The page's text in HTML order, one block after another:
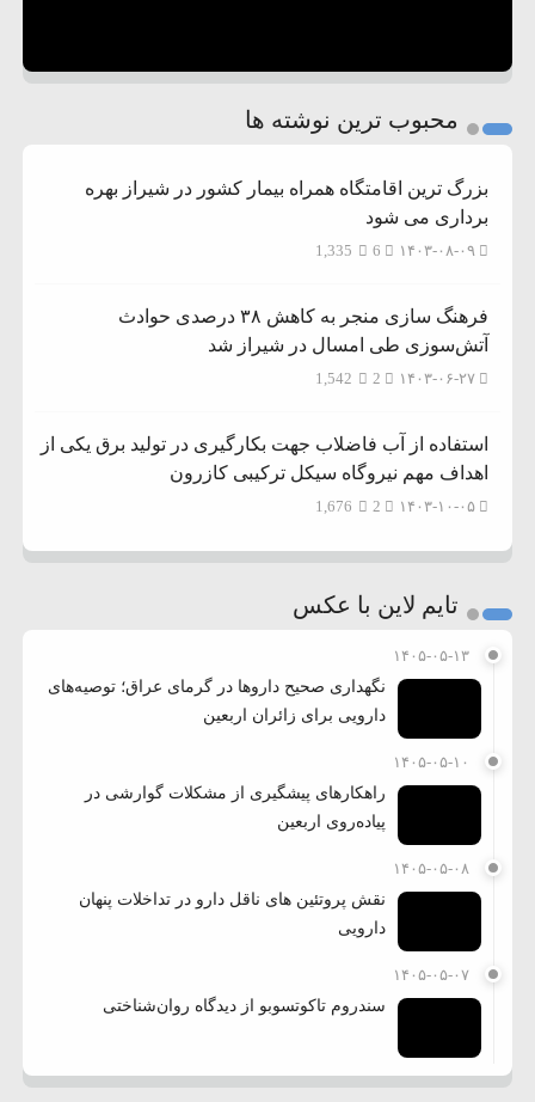
محبوب ترین نوشته ها
بزرگ ترین اقامتگاه همراه بیمار کشور در شیراز بهره
برداری می شود
۱۴۰۳-۰۸-۰۹ 1,335
فرهنگ سازی منجر به کاهش ۳۸ درصدی حوادث
آتش‌سوزی طی امسال در شیراز شد
۱۴۰۳-۰۶-۲۷ 1,542
استفاده از آب فاضلاب جهت بکارگیری در تولید برق یکی از
اهداف مهم نیروگاه سیکل ترکیبی کازرون
۱۴۰۳-۱۰-۰۵ 1,676
تایم لاین با عکس
۱۴۰۵-۰۵-۱۳
نگهداری صحیح داروها در گرمای عراق؛ توصیه‌های
دارویی برای زائران اربعین
۱۴۰۵-۰۵-۱۰
راهکارهای پیشگیری از مشکلات گوارشی در
پیاده‌روی اربعین
۱۴۰۵-۰۵-۰۸
نقش پروتئین های ناقل دارو در تداخلات پنهان
دارویی
۱۴۰۵-۰۵-۰۷
سندروم تاکوتسوبو از دیدگاه روان‌شناختی